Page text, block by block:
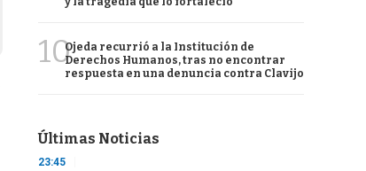
10Ojeda recurrió a la Institución de
Derechos Humanos, tras no encontrar
respuesta en una denuncia contra Clavijo
Últimas Noticias
23:45